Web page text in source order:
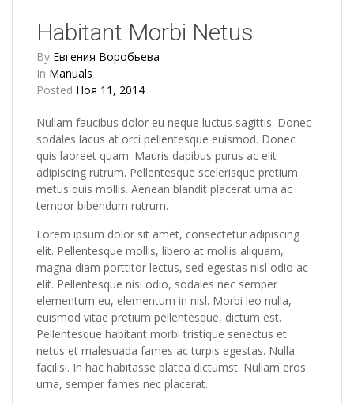
Habitant Morbi Netus
By Евгения Воробьева
In Manuals
Posted Ноя 11, 2014
Nullam faucibus dolor eu neque luctus sagittis. Donec
sodales lacus at orci pellentesque euismod. Donec
quis laoreet quam. Mauris dapibus purus ac elit
adipiscing rutrum. Pellentesque scelerisque pretium
metus quis mollis. Aenean blandit placerat urna ac
tempor bibendum rutrum.
Lorem ipsum dolor sit amet, consectetur adipiscing
elit. Pellentesque mollis, libero at mollis aliquam,
magna diam porttitor lectus, sed egestas nisl odio ac
elit. Pellentesque nisi odio, sodales nec semper
elementum eu, elementum in nisl. Morbi leo nulla,
euismod vitae pretium pellentesque, dictum est.
Pellentesque habitant morbi tristique senectus et
netus et malesuada fames ac turpis egestas. Nulla
facilisi. In hac habitasse platea dictumst. Nullam eros
urna, semper fames nec placerat.